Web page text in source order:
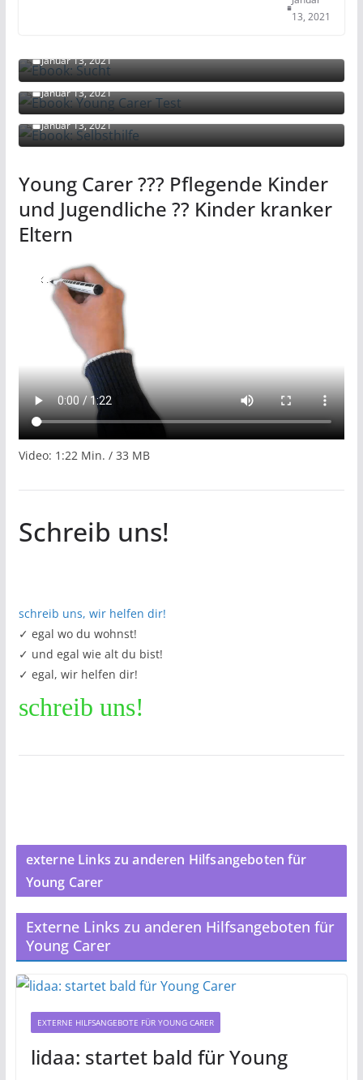
13, 2021
Januar 13, 2021
Ebook: Young Carer Test
Januar 13, 2021
Ebook: Selbsthilfe
Januar 13, 2021
Young Carer ??‍? Pflegende Kinder
und Jugendliche ?? Kinder kranker
Eltern
Video: 1:22 Min. / 33 MB
Schreib uns!
schreib uns, wir helfen dir!
✓ egal wo du wohnst!
✓ und egal wie alt du bist!
✓ egal, wir helfen dir!
schreib uns!
externe Links zu anderen Hilfsangeboten für
Young Carer
Externe Links zu anderen Hilfsangeboten für
Young Carer
EXTERNE HILFSANGEBOTE FÜR YOUNG CARER
lidaa: startet bald für Young